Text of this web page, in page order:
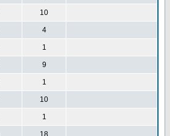
10
4
1
9
1
10
1
18